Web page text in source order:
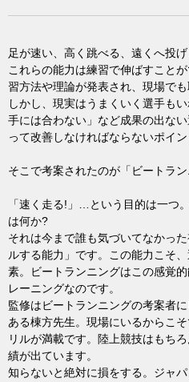
足が速い、高く跳べる、遠くへ投げ
これらの能力は練習で伸ばすこと
習方法や理論が発表され、現場でも
しかし、現実はうまくいく選手も
手には合わない」など成果の出な
って改善しなければならないポイ
そこで考案されたのが「ビートラン
「速く走る!」…という目的は一つ
は何か?
それは今まで誰も気づいてなかっ
ルする能力」です。この能力こそ
素。ビートランニングはこの感覚
レーニングなのです。
監修はビートランニングの考案者
ある棟方先生。現場にいるからこ
リルが満載です。陸上競技はもち
績が出ています。
知らないと絶対に損をする。ジャ